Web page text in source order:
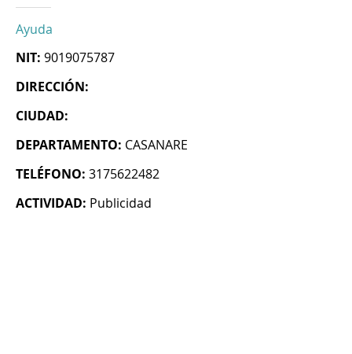
Ayuda
NIT: 9019075787
DIRECCIÓN:
CIUDAD:
DEPARTAMENTO: CASANARE
TELÉFONO: 3175622482
ACTIVIDAD: Publicidad